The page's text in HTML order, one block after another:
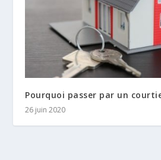
Pourquoi passer par un
26 juin 2020